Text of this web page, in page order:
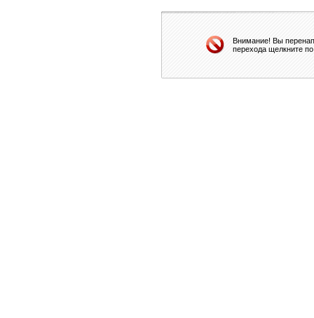
Внимание! Вы
перехода щелкните